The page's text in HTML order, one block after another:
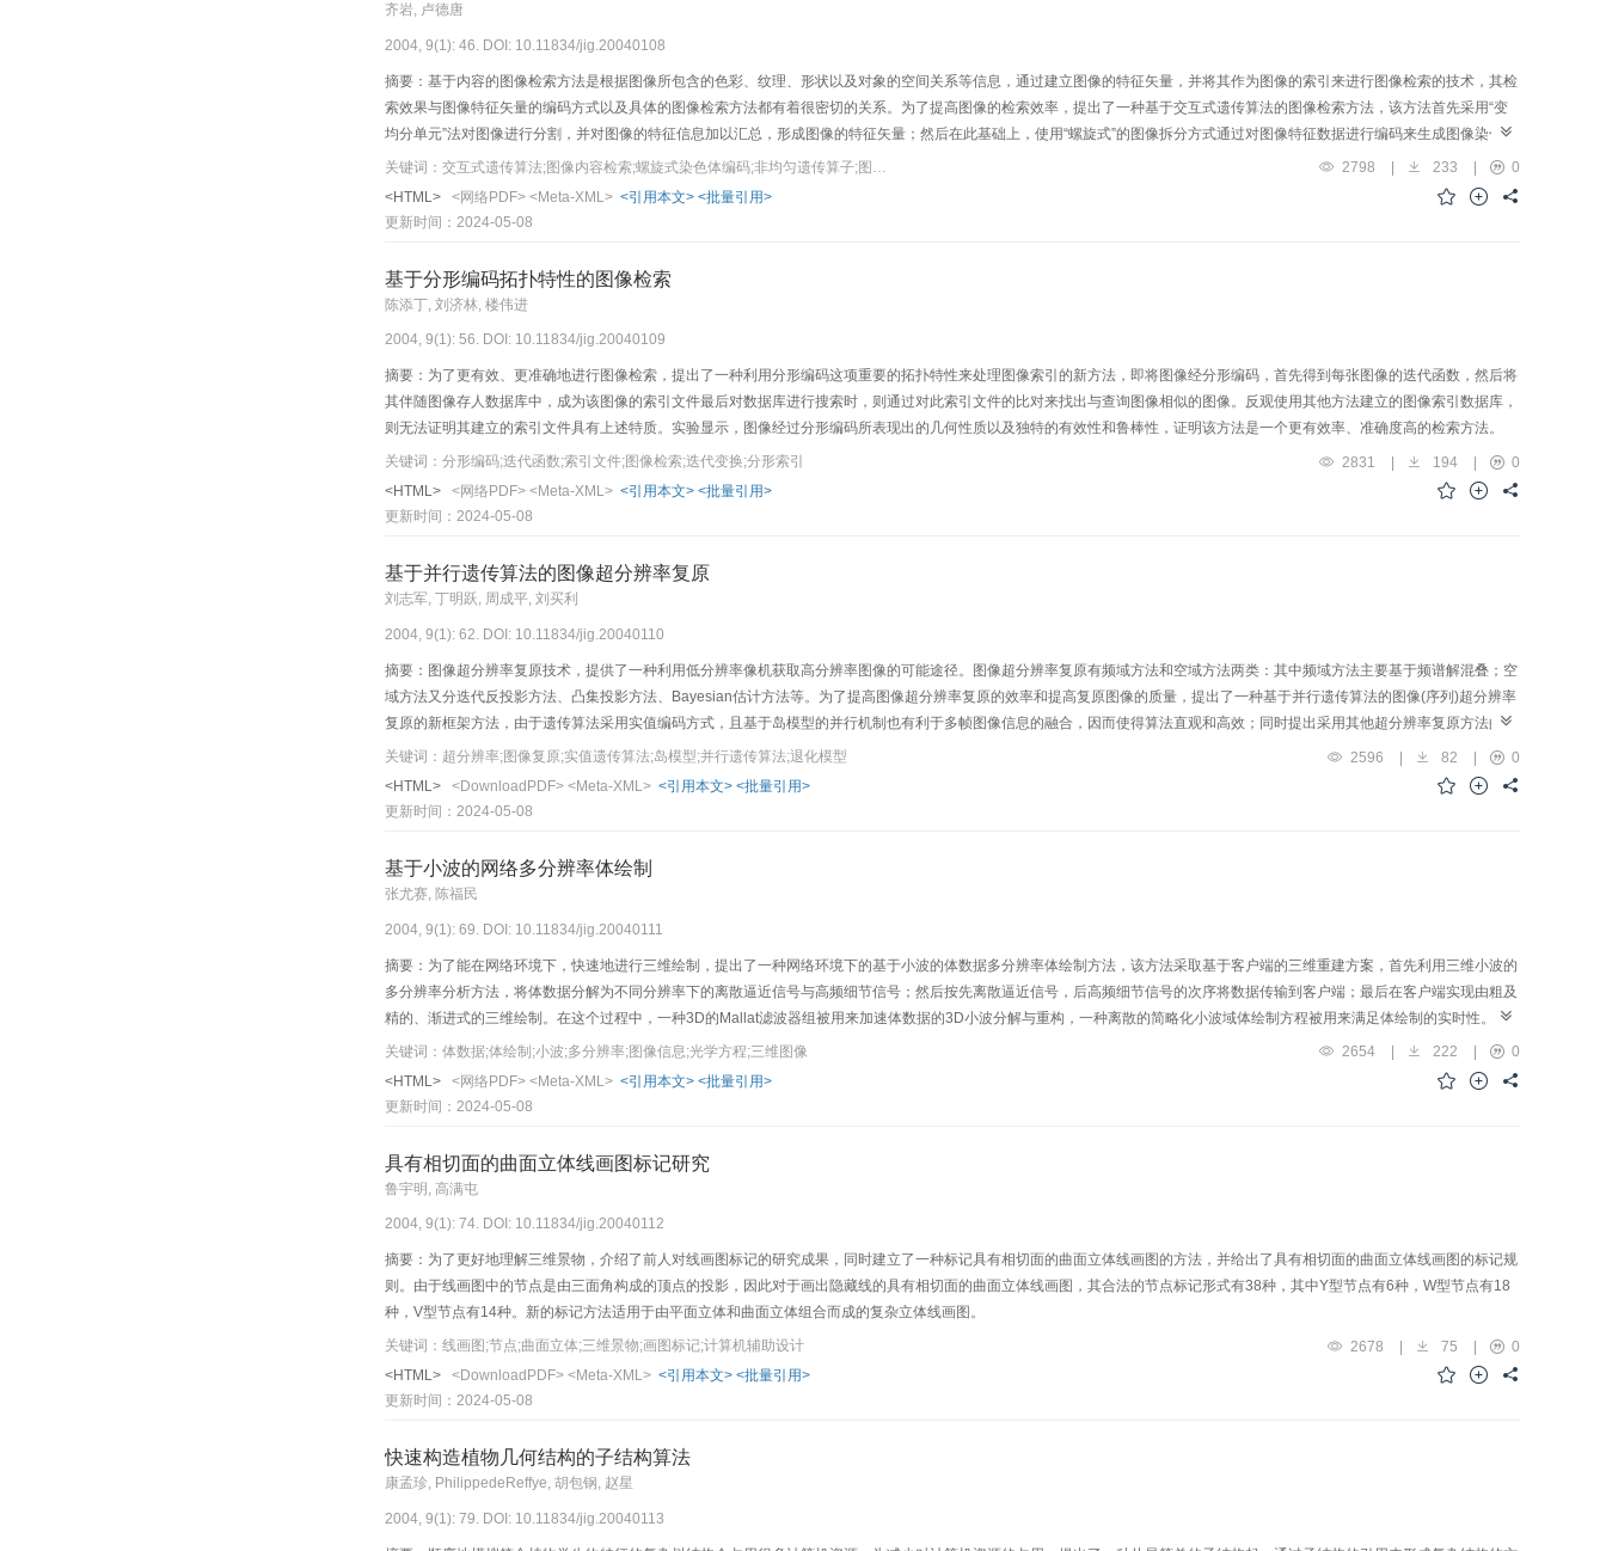
齐岩, 卢德唐
2004, 9(1): 46. DOI: 10.11834/jig.20040108
摘要：基于内容的图像检索方法是根据图像所包含的色彩、纹理、形状以及对象的空间关系等信息，通过建立图像的特征矢量，并将其作为图像的索引来进行图像检索的技术，其检
索效果与图像特征矢量的编码方式以及具体的图像检索方法都有着很密切的关系。为了提高图像的检索效率，提出了一种基于交互式遗传算法的图像检索方法，该方法首先采用“变
均分单元”法对图像进行分割，并对图像的特征信息加以汇总，形成图像的特征矢量；然后在此基础上，使用“螺旋式”的图像拆分方式通过对图像特征数据进行编码来生成图像染色
体，并使它参与遗传算法中的各种遗传操作。在图像的检索过程中，该方法采用交互式遗传算法，首先对系统在每一步提供的候选图像集进行评价，然后利用非均匀遗传算子来从图
像库中选出接近用户需求的图像。进一步的实验肯定了其在基于内容的图像检索过程中的有效性，与其他相关工作的比较结果说明，该方法具有简捷、高效的特点。
关键词：交互式遗传算法;图像内容检索;螺旋式染色体编码;非均匀遗传算子;图像搜索引擎 2798 233
0
<HTML>
<网络PDF> <Meta-XML> <引用本文> <批量引用>
更新时间：2024-05-08
基于分形编码拓扑特性的图像检索
陈添丁, 刘济林, 楼伟进
2004, 9(1): 56. DOI: 10.11834/jig.20040109
摘要：为了更有效、更准确地进行图像检索，提出了一种利用分形编码这项重要的拓扑特性来处理图像索引的新方法，即将图像经分形编码，首先得到每张图像的迭代函数，然后将
其伴随图像存人数据库中，成为该图像的索引文件最后对数据库进行搜索时，则通过对此索引文件的比对来找出与查询图像相似的图像。反观使用其他方法建立的图像索引数据库，
则无法证明其建立的索引文件具有上述特质。实验显示，图像经过分形编码所表现出的几何性质以及独特的有效性和鲁棒性，证明该方法是一个更有效率、准确度高的检索方法。
关键词：分形编码;迭代函数;索引文件;图像检索;迭代变换;分形索引
2831 194
0
<HTML>
<网络PDF> <Meta-XML> <引用本文> <批量引用>
更新时间：2024-05-08
基于并行遗传算法的图像超分辨率复原
刘志军, 丁明跃, 周成平, 刘买利
2004, 9(1): 62. DOI: 10.11834/jig.20040110
摘要：图像超分辨率复原技术，提供了一种利用低分辨率像机获取高分辨率图像的可能途径。图像超分辨率复原有频域方法和空域方法两类：其中频域方法主要基于频谱解混叠；空
域方法又分迭代反投影方法、凸集投影方法、Bayesian估计方法等。为了提高图像超分辨率复原的效率和提高复原图像的质量，提出了一种基于并行遗传算法的图像(序列)超分辨率
复原的新框架方法，由于遗传算法采用实值编码方式，且基于岛模型的并行机制也有利于多帧图像信息的融合，因而使得算法直观和高效；同时提出采用其他超分辨率复原方法的迭
代形式来充当遗传算法的变异算子，因为它能有效地利用已有方法的优点。最后，借用图像复原的客观评价指标来评价超分辨率复原算法的效果。实验证明，该方法有效可行。
关键词：超分辨率;图像复原;实值遗传算法;岛模型;并行遗传算法;退化模型 2596 | 82 |
0
<HTML>
<DownloadPDF> <Meta-XML> <引用本文> <批量引用>
更新时间：2024-05-08
基于小波的网络多分辨率体绘制
张尤赛, 陈福民
2004, 9(1): 69. DOI: 10.11834/jig.20040111
摘要：为了能在网络环境下，快速地进行三维绘制，提出了一种网络环境下的基于小波的体数据多分辨率体绘制方法，该方法采取基于客户端的三维重建方案，首先利用三维小波的
多分辨率分析方法，将体数据分解为不同分辨率下的离散逼近信号与高频细节信号；然后按先离散逼近信号，后高频细节信号的次序将数据传输到客户端；最后在客户端实现由粗及
精的、渐进式的三维绘制。在这个过程中，一种3D的Mallat滤波器组被用来加速体数据的3D小波分解与重构，一种离散的简略化小波域体绘制方程被用来满足体绘制的实时性。实
验结果表明，由于该方法仅需要12．5％或更低的数据量，即可以绘制出品质良好的图像或图像的概貌，所以非常适宜于需要频繁选择、交互的三维图像网络系统。
关键词：体数据;体绘制;小波;多分辨率;图像信息;光学方程;三维图像 2654 222
0
<HTML>
<网络PDF> <Meta-XML> <引用本文> <批量引用>
更新时间：2024-05-08
具有相切面的曲面立体线画图标记研究
鲁宇明, 高满屯
2004, 9(1): 74. DOI: 10.11834/jig.20040112
摘要：为了更好地理解三维景物，介绍了前人对线画图标记的研究成果，同时建立了一种标记具有相切面的曲面立体线画图的方法，并给出了具有相切面的曲面立体线画图的标记规
则。由于线画图中的节点是由三面角构成的顶点的投影，因此对于画出隐藏线的具有相切面的曲面立体线画图，其合法的节点标记形式有38种，其中Y型节点有6种，W型节点有18
种，V型节点有14种。新的标记方法适用于由平面立体和曲面立体组合而成的复杂立体线画图。
关键词：线画图;节点;曲面立体;三维景物;画图标记;计算机辅助设计
2678 | 75 |
0
<HTML>
<DownloadPDF> <Meta-XML> <引用本文> <批量引用>
更新时间：2024-05-08
快速构造植物几何结构的子结构算法
康孟珍, PhilippedeReffye, 胡包钢, 赵星
2004, 9(1): 79. DOI: 10.11834/jig.20040113